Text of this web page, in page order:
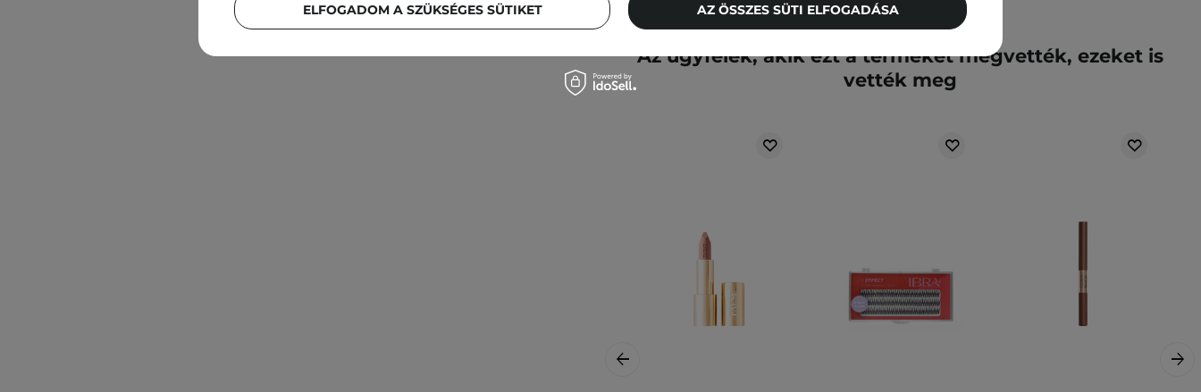
Az ügyfelek, akik ezt a terméket megvették, ezeket is
vették meg
ELFOGADOM A SZÜKSÉGES SÜTIKET AZ ÖSSZES SÜTI ELFOGADÁSA